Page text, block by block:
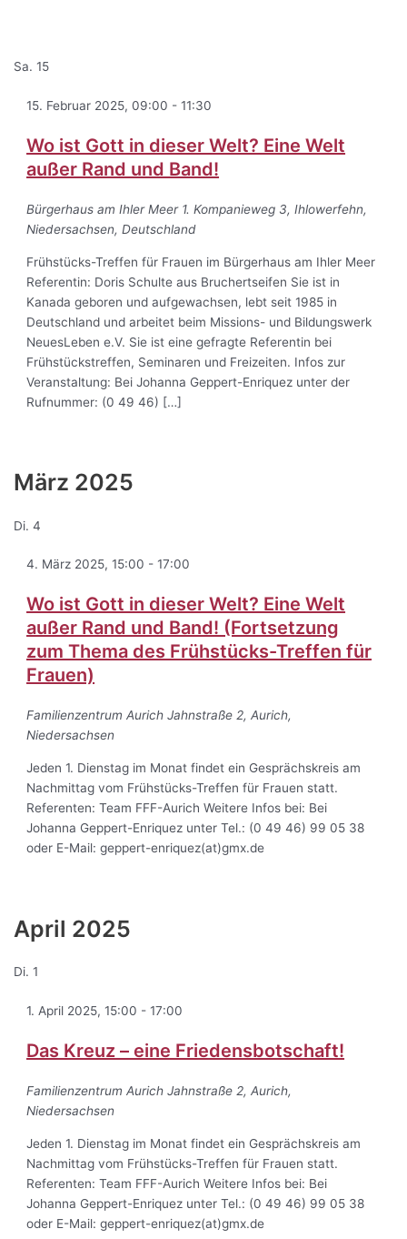
Sa.15
15. Februar 2025, 09:00 -11:30
Wo ist Gott in dieser Welt? Eine Welt
außer Rand und Band!
Bürgerhaus am Ihler Meer 1. Kompanieweg 3, Ihlowerfehn,
Niedersachsen, Deutschland
Frühstücks-Treffen für Frauen im Bürgerhaus am Ihler Meer
Referentin: Doris Schulte aus Bruchertseifen Sie ist in
Kanada geboren und aufgewachsen, lebt seit 1985 in
Deutschland und arbeitet beim Missions- und Bildungswerk
NeuesLeben e.V. Sie ist eine gefragte Referentin bei
Frühstückstreffen, Seminaren und Freizeiten. Infos zur
Veranstaltung: Bei Johanna Geppert-Enriquez unter der
Rufnummer: (0 49 46) […]
März 2025
Di.4
4. März 2025, 15:00 -17:00
Wo ist Gott in dieser Welt? Eine Welt
außer Rand und Band! (Fortsetzung
zum Thema des Frühstücks-Treffen für
Frauen)
Familienzentrum AurichJahnstraße 2, Aurich,
Niedersachsen
Jeden 1. Dienstag im Monat findet ein Gesprächskreis am
Nachmittag vom Frühstücks-Treffen für Frauen statt.
Referenten: Team FFF-Aurich Weitere Infos bei: Bei
Johanna Geppert-Enriquez unter Tel.: (0 49 46) 99 05 38
oder E-Mail: geppert-enriquez(at)gmx.de
April 2025
Di.1
1. April 2025, 15:00 -17:00
Das Kreuz – eine Friedensbotschaft!
Familienzentrum AurichJahnstraße 2, Aurich,
Niedersachsen
Jeden 1. Dienstag im Monat findet ein Gesprächskreis am
Nachmittag vom Frühstücks-Treffen für Frauen statt.
Referenten: Team FFF-Aurich Weitere Infos bei: Bei
Johanna Geppert-Enriquez unter Tel.: (0 49 46) 99 05 38
oder E-Mail: geppert-enriquez(at)gmx.de